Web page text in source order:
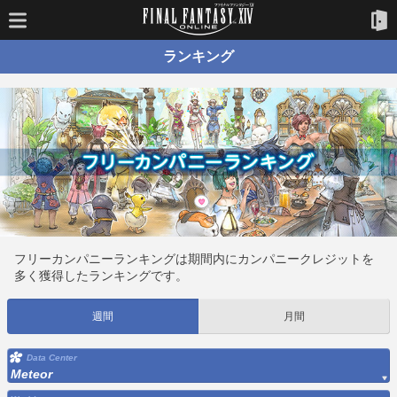
ランキング
フリーカンパニーランキングは期間内にカンパニークレジットを
多く獲得したランキングです。
週間 月間
Data Center
Meteor